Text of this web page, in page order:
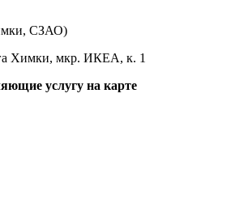
СЗАО)
Химки, мкр. ИКЕА, к. 1
услугу на карте